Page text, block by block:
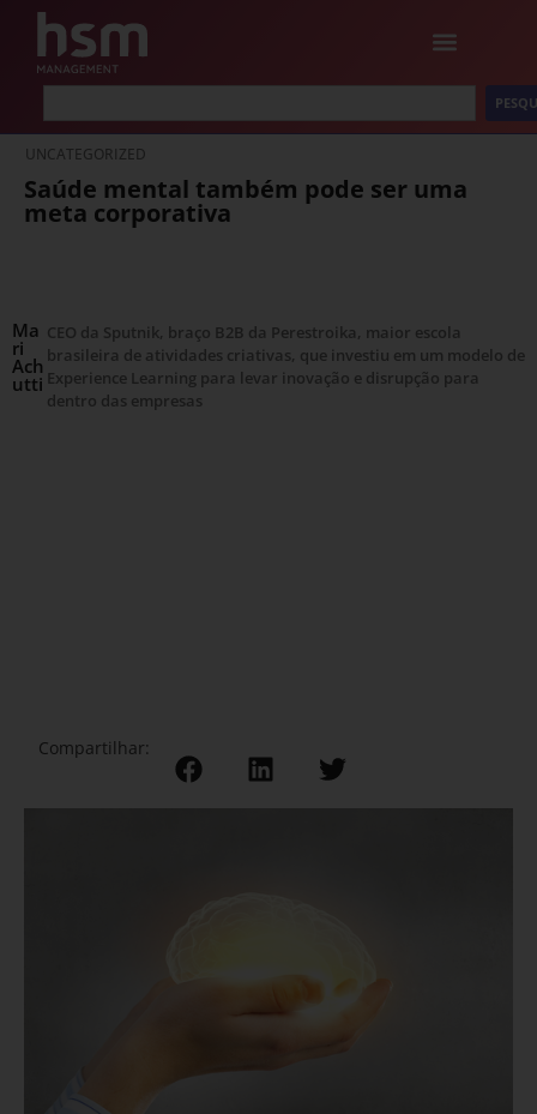
UNCATEGORIZED
Saúde mental também pode ser uma
meta corporativa
Ma
ri
Ach
utti
CEO da Sputnik, braço B2B da Perestroika, maior escola
brasileira de atividades criativas, que investiu em um modelo de
Experience Learning para levar inovação e disrupção para
dentro das empresas
Compartilhar: